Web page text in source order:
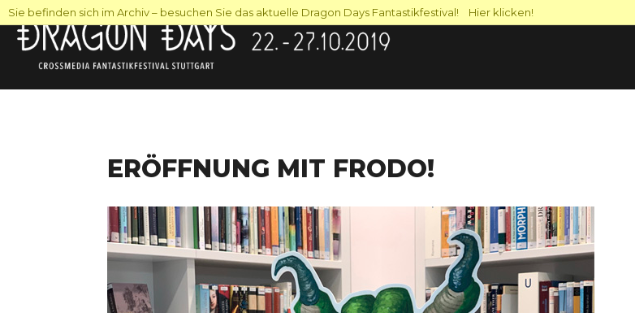
Sie befinden sich im Archiv – besuchen Sie das aktuelle Dragon Days Fantastikfestival! Hier klicken!
ERÖFFNUNG MIT FRODO!